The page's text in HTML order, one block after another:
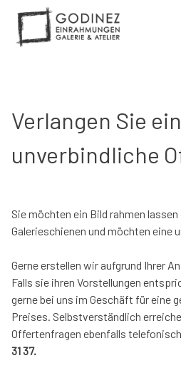
content
Verlangen Sie
unverbindliche
Sie möchten ein Bild rahmen
Galerieschienen und möchten eine
Gerne erstellen wir aufgrund Ihrer
Falls sie ihren Vorstellungen
gerne bei uns im Geschäft für eine
Preises. Selbstverständlich
Offertenfragen ebenfalls
31 37.